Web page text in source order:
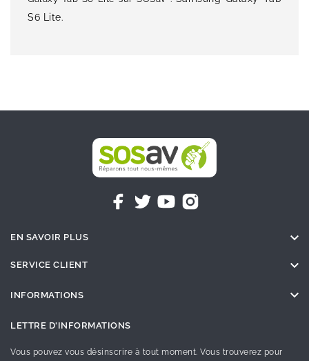
S6 Lite.
EN SAVOIR PLUS 
SERVICE CLIENT 
INFORMATIONS 
LETTRE D'INFORMATIONS
Vous pouvez vous désinscrire à tout moment. Vous trouverez pour